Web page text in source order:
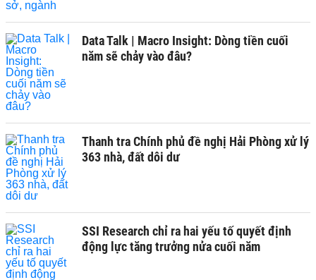
Data Talk | Macro Insight: Dòng tiền cuối
năm sẽ chảy vào đâu?
Thanh tra Chính phủ đề nghị Hải Phòng xử lý
363 nhà, đất dôi dư
SSI Research chỉ ra hai yếu tố quyết định
động lực tăng trưởng nửa cuối năm